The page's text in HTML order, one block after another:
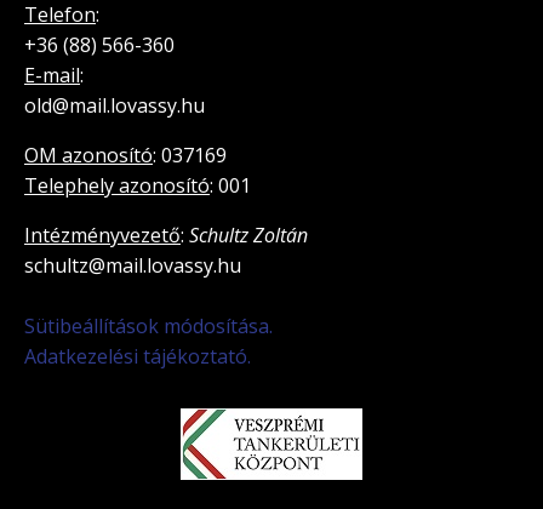
Telefon:
+36 (88) 566-360
E-mail:
old@mail.lovassy.hu
OM azonosító: 037169
Telephely azonosító: 001
Intézményvezető: Schultz Zoltán
schultz@mail.lovassy.hu
Sütibeállítások módosítása.
Adatkezelési tájékoztató.